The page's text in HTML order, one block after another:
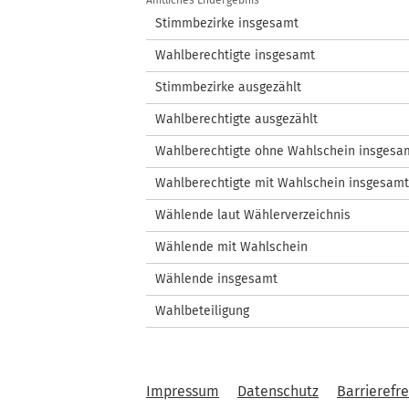
Wahlstatistik
Stimmbezirke insgesamt
Wahlberechtigte insgesamt
Stimmbezirke ausgezählt
Wahlberechtigte ausgezählt
Wahlberechtigte ohne Wahlschein
Wahlberechtigte mit Wahlschein insgesamt
Wählende laut Wählerverzeichnis
Wählende mit Wahlschein
Wählende insgesamt
Wahlbeteiligung
Impressum Datenschutz